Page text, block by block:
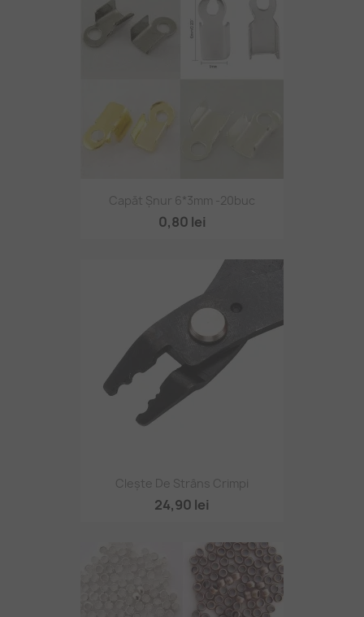
Capăt Șnur 6*3mm -20buc
0,80 lei
Clește De Strâns Crimpi
24,90 lei